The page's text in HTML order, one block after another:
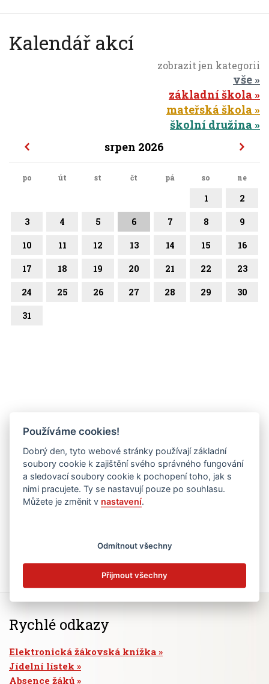
Kalendář akcí
zobrazit jen kategorii
vše
základní škola
mateřská škola
školní družina
srpen 2026
po út st čt pá so ne
1 2
3 4 5 6 7 8 9
10 11 12 13 14 15 16
17 18 19 20 21 22 23
24 25 26 27 28 29 30
31
Rychlé odkazy
Elektronická žákovská knížka
Jídelní lístek
Absence žáků
Používáme cookies!
Dobrý den, tyto webové stránky používají základní
soubory cookie k zajištění svého správného fungování
a sledovací soubory cookie k pochopení toho, jak s
nimi pracujete. Ty se nastavují pouze po souhlasu.
Můžete je změnit v nastavení.
Odmítnout všechny
Přijmout všechny